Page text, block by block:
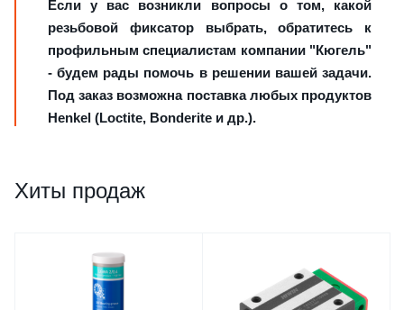
Если у вас возникли вопросы о том, какой
резьбовой фиксатор выбрать, обратитесь к
профильным специалистам компании "Кюгель"
- будем рады помочь в решении вашей задачи.
Под заказ возможна поставка любых продуктов
Henkel (Loctite, Bonderite и др.).
Хиты продаж